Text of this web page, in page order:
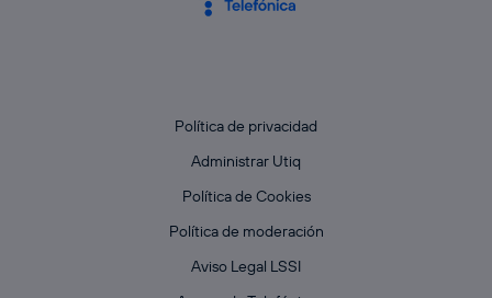
Política de privacidad
Administrar Utiq
Política de Cookies
Política de moderación
Aviso Legal LSSI